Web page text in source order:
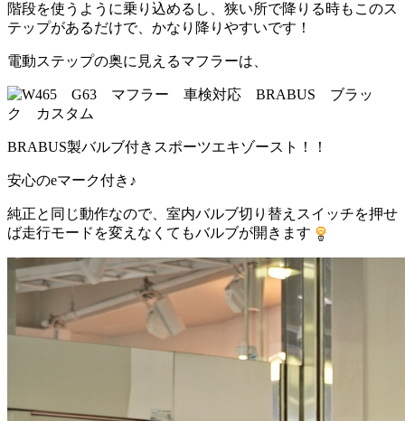
階段を使うように乗り込めるし、狭い所で降りる時もこのス
テップがあるだけで、かなり降りやすいです！
電動ステップの奥に見えるマフラーは、
BRABUS製バルブ付きスポーツエキゾースト！！
安心のeマーク付き♪
純正と同じ動作なので、室内バルブ切り替えスイッチを押せ
ば走行モードを変えなくてもバルブが開きます